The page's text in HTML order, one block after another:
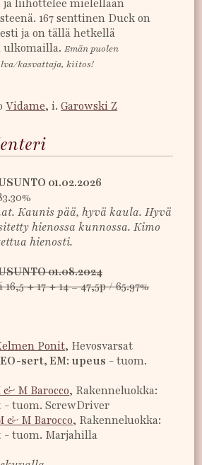
liihottelee mielellään
167 senttinen Duck on
ja on tällä hetkellä
ulkomailla.Emän puolen
kasvattaja, kiitos!
Vidame, i.Garowski Z
01.02.2026
Kaunis pää, hyvä kaula. Hyvä
hienossa kunnossa. Kimo
hienosti.
01.08.2024
+ 17 + 14 = 47,5p / 65.97%
Ponit, Hevosvarsat
sert, EM: upeus - tuom.
& M Barocco, Rakenneluokka:
- tuom. ScrewDriver
& M Barocco, Rakenneluokka:
- tuom. Marjahilla